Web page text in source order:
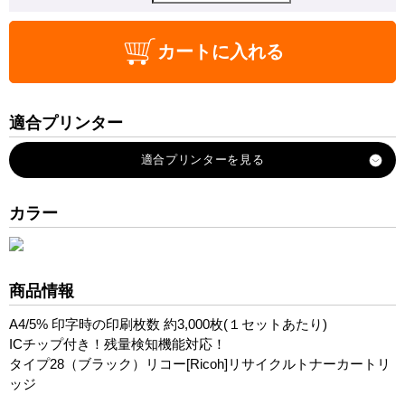
カートに入れる
適合プリンター
imagio-Neo-165
imagio-MP-1600
imagio-MP-1600F
imagio-MP-1600SPF
imagio-MP-1300
imagio-MP-1300F
imagio-MP-1300SPF
カラー
商品情報
A4/5% 印字時の印刷枚数 約3,000枚(１セットあたり)
ICチップ付き！残量検知機能対応！
タイプ28（ブラック）リコー[Ricoh]リサイクルトナーカートリ
ッジ